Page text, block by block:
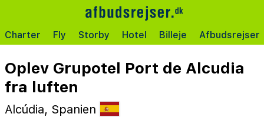
Charter Fly Storby Hotel Billeje Afbudsrejser
Oplev Grupotel Port de Alcudia
fra luften
Alcúdia, Spanien